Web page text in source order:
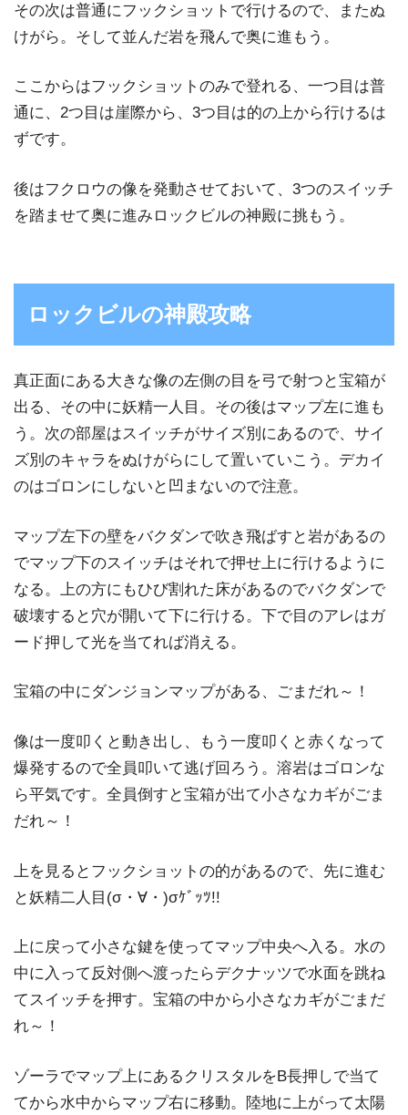
その次は普通にフックショットで行けるので、またぬ
けがら。そして並んだ岩を飛んで奥に進もう。
ここからはフックショットのみで登れる、一つ目は普
通に、2つ目は崖際から、3つ目は的の上から行けるは
ずです。
後はフクロウの像を発動させておいて、3つのスイッチ
を踏ませて奥に進みロックビルの神殿に挑もう。
ロックビルの神殿攻略
真正面にある大きな像の左側の目を弓で射つと宝箱が
出る、その中に妖精一人目。その後はマップ左に進も
う。次の部屋はスイッチがサイズ別にあるので、サイ
ズ別のキャラをぬけがらにして置いていこう。デカイ
のはゴロンにしないと凹まないので注意。
マップ左下の壁をバクダンで吹き飛ばすと岩があるの
でマップ下のスイッチはそれで押せ上に行けるように
なる。上の方にもひび割れた床があるのでバクダンで
破壊すると穴が開いて下に行ける。下で目のアレはガ
ード押して光を当てれば消える。
宝箱の中にダンジョンマップがある、ごまだれ～！
像は一度叩くと動き出し、もう一度叩くと赤くなって
爆発するので全員叩いて逃げ回ろう。溶岩はゴロンな
ら平気です。全員倒すと宝箱が出て小さなカギがごま
だれ～！
上を見るとフックショットの的があるので、先に進む
と妖精二人目(σ・∀・)σｹﾞｯﾂ!!
上に戻って小さな鍵を使ってマップ中央へ入る。水の
中に入って反対側へ渡ったらデクナッツで水面を跳ね
てスイッチを押す。宝箱の中から小さなカギがごまだ
れ～！
ゾーラでマップ上にあるクリスタルをB長押しで当て
てから水中からマップ右に移動。陸地に上がって太陽